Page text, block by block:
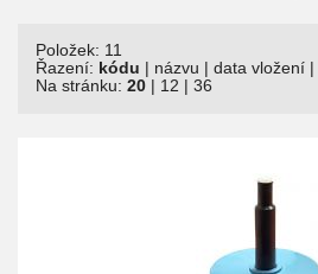
Položek: 11
Řazení: kódu | názvu | data vložení |
Na stránku: 20 | 12 | 36